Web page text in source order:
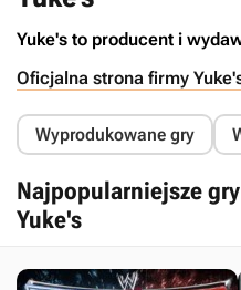
Yuke's to producent i
Oficjalna strona firmy
Wyprodukowane gry
Najpopularniejsze
Yuke's